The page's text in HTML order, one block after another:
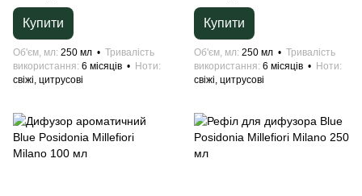
Купити
Об'єм, мл 250 мл
Тривалість
використання 6 місяців
Ноти
свіжі, цитрусові
Купити
Об'єм, мл 250 мл
Тривалість
використання 6 місяців
Ноти
свіжі, цитрусові